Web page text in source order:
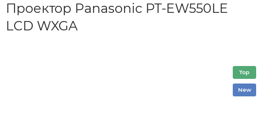
Проектор Panasonic PT-EW550LE
LCD WXGA
Top
New